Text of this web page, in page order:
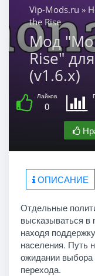
Vip-Mods.ru »
the Rise
Мод
Rise"
(v1.6.x)
Лайков
0
ОПИСАНИЕ
Отдельные
высказываться в
находя
населения. Путь
ожидании выбора
перехода.